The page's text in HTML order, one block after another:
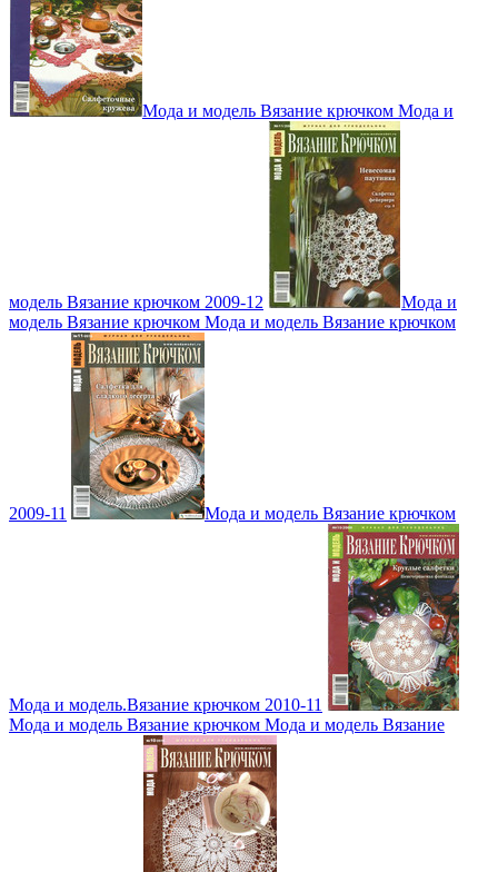
Мода и модель Вязание крючком Мода и
модель Вязание крючком 2009-12
Мода и
модель Вязание крючком Мода и модель Вязание крючком
2009-11 Мода и модель Вязание крючком
Мода и модель.Вязание крючком 2010-11
Мода и модель Вязание крючком Мода и модель Вязание